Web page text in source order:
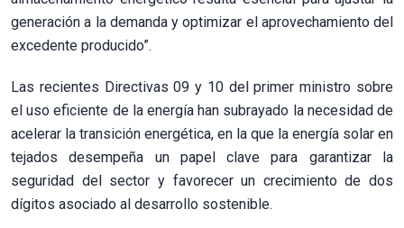
generación a la demanda y optimizar el aprovechamiento del
excedente producido”.
Las recientes Directivas 09 y 10 del primer ministro sobre
el uso eficiente de la energía han subrayado la necesidad de
acelerar la transición energética, en la que la energía solar en
tejados desempeña un papel clave para garantizar la
seguridad del sector y favorecer un crecimiento de dos
dígitos asociado al desarrollo sostenible.